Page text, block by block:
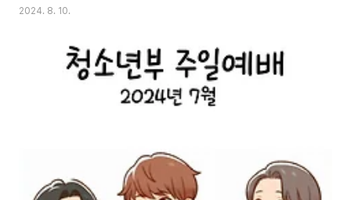
2024. 8. 10.